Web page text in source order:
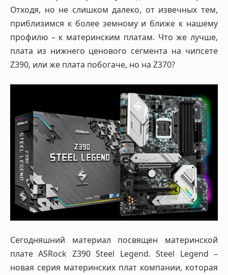
Отходя, но не слишком далеко, от извечных тем,
приблизимся к более земному и ближе к нашему
профилю – к материнским платам. Что же лучше,
плата из нижнего ценового сегмента на чипсете
Z390, или же плата побогаче, но на Z370?
Сегодняшний материал посвящен материнской
плате ASRock Z390 Steel Legend. Steel Legend –
новая серия материнских плат компании, которая